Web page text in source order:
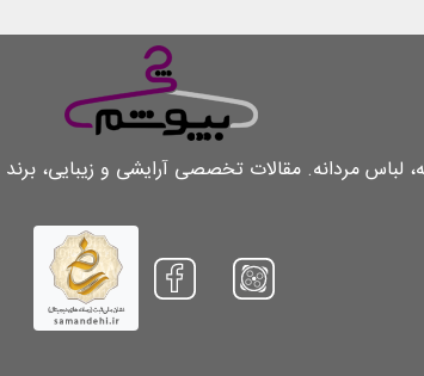
مردانه. مقالات تخصصی آرایشی و زیبایی،